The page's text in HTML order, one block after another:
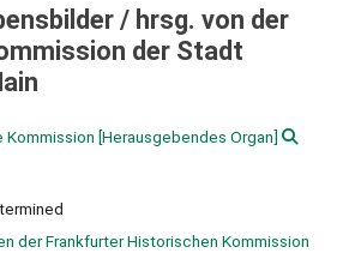
/ hrsg. von der
der Stadt
Kommission [Herausgebendes Organ]
der Frankfurter Historischen Kommission